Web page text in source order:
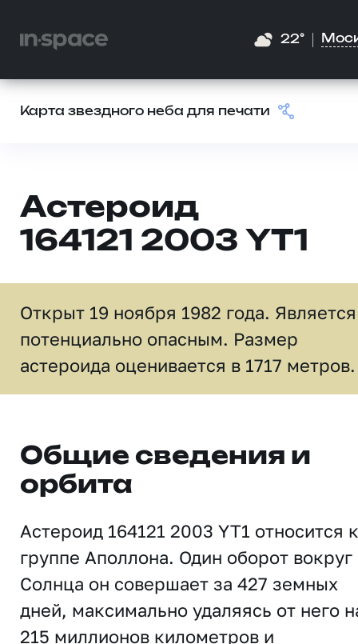
22°
Карта звездного неба для печати
Астероид
164121 2003 YT1
Открыт 19 ноября 1982 года. Является
потенциально опасным. Размер
астероида оценивается в 1717 метров.
Общие сведения и
орбита
Астероид 164121 2003 YT1 относится к
группе Аполлона. Один оборот вокруг
Солнца он совершает за 427 земных
дней, максимально удаляясь от него
215 миллионов километров и